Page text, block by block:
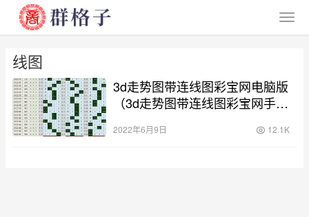
线图
3d走势图带连线图彩宝网电脑版
（3d走势图带连线图彩宝网手机
2022年6月9日 12.1K